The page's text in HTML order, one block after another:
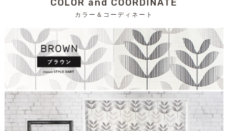
COLOR and COORDINATE
カラー＆コーディネート